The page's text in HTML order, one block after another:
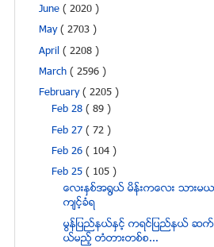
June( 2020 )
May( 2703 )
April( 2208 )
March( 2596 )
February( 2205 )
Feb 28 ( 89 )
Feb 27 ( 72 )
Feb 26 ( 104 )
Feb 25 ( 105 )
ေလးႏွစ္အ႐ြယ္ မိန္းကေလး သားမယ
က်င့္ခံရ
မြန္ျပည္နယ္ႏွင့္ ကရင္ျပည္နယ္ ဆက္
ယ္မည့္ တံတားတစ္စ...